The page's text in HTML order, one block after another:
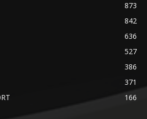
873
842
636
527
386
371
166